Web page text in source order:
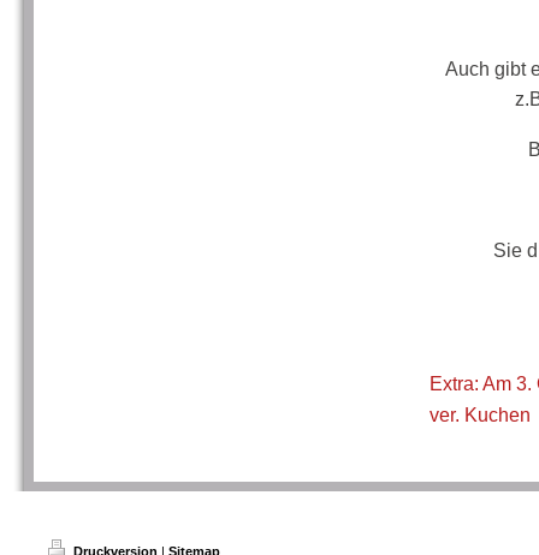
Auch gibt
Sie
Extra: Am
ver. Kuchen
Druckversion | Sitemap